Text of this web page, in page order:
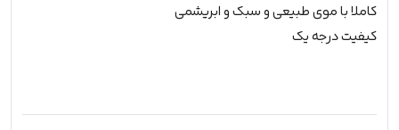
کاملا با موی طبیعی و سبک و ابریشمی
کیفیت درجه یک